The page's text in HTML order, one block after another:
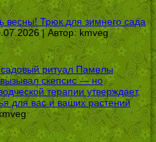
весны! Трюк для зимнего сада
| Автор: kmveg
ритуал Памелы
скепсис — но
терапии утверждает,
для вас и ваших растений